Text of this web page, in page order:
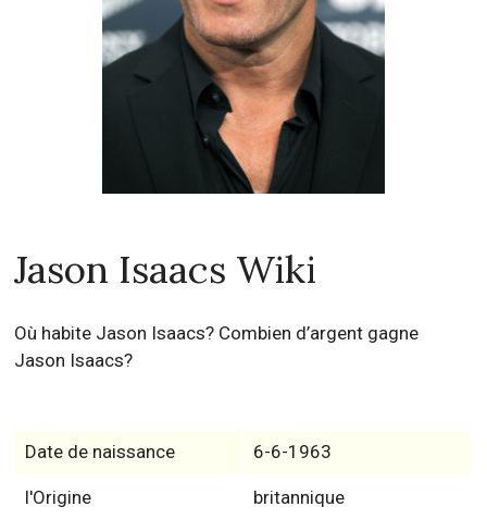
Jason Isaacs Wiki
Où habite Jason Isaacs? Combien d’argent gagne
Jason Isaacs?
Date de naissance 6-6-1963
l'Origine britannique